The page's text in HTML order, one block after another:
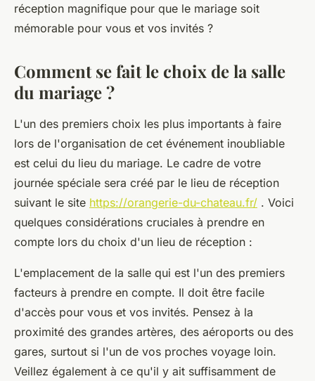
réception magnifique pour que le mariage soit
mémorable pour vous et vos invités ?
Comment se fait le choix de la salle
du mariage ?
L'un des premiers choix les plus importants à faire
lors de l'organisation de cet événement inoubliable
est celui du lieu du mariage. Le cadre de votre
journée spéciale sera créé par le lieu de réception
suivant le site https://orangerie-du-chateau.fr/ . Voici
quelques considérations cruciales à prendre en
compte lors du choix d'un lieu de réception :
L'emplacement de la salle qui est l'un des premiers
facteurs à prendre en compte. Il doit être facile
d'accès pour vous et vos invités. Pensez à la
proximité des grandes artères, des aéroports ou des
gares, surtout si l'un de vos proches voyage loin.
Veillez également à ce qu'il y ait suffisamment de